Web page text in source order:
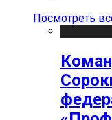
Посмотреть